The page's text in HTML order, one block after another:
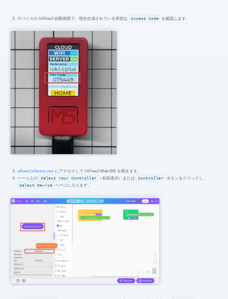
デバイスの UiFlow2 起動画面で、現在生成されている有効な Access Code を確認します。
uiflow2.m5stack.com にアクセスして UiFlow2 Web IDE を開きます。
ページ上の Select Your Controller （初回表示）または Controller ボタンをクリックし、
Select Device ページに入ります。